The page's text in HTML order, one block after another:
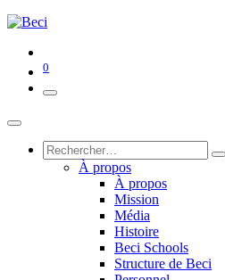
0
À propos
À propos
Mission
Média
Histoire
Beci Schools
Structure de Beci